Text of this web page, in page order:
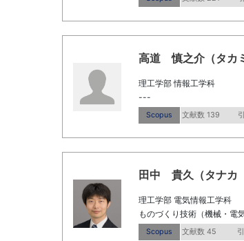
高道 慎之介（タカ
理工学部 情報工学科
---
Scopus 文献数 139
田中 貴久（タナカ
理工学部 電気情報工学科
ものづくり技術（機械・電
Scopus 文献数 45